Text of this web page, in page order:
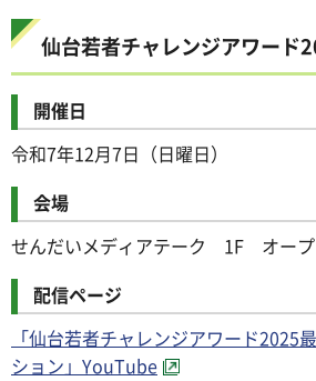
仙台若者チャレンジアワード
開催日
令和7年12月7日（日曜日）
会場
せんだいメディアテーク 1F オープ
配信ページ
「仙台若者チャレンジアワード2025
ション」YouTube